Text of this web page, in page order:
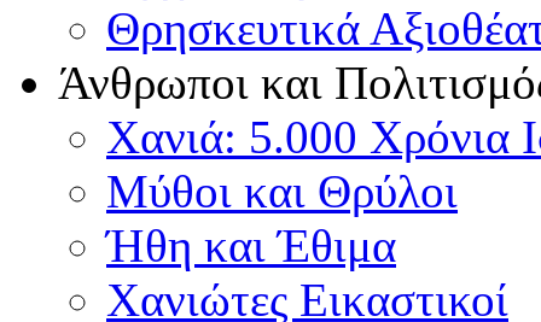
Θρησκευτικά
Άνθρωποι και
Χανιά: 5.000 Χρόνια
Μύθοι και Θρύλοι
Ήθη και Έθιμα
Χανιώτες Εικαστικοί